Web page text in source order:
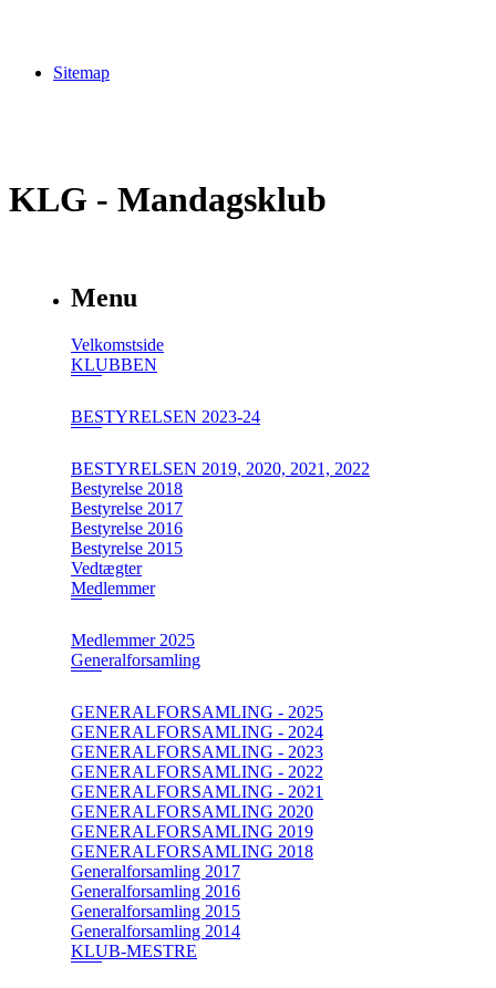
Sitemap
KLG - Mandagsklub
Menu
Velkomstside
KLUBBEN
BESTYRELSEN 2023-24
BESTYRELSEN 2019, 2020, 2021, 2022
Bestyrelse 2018
Bestyrelse 2017
Bestyrelse 2016
Bestyrelse 2015
Vedtægter
Medlemmer
Medlemmer 2025
Generalforsamling
GENERALFORSAMLING - 2025
GENERALFORSAMLING - 2024
GENERALFORSAMLING - 2023
GENERALFORSAMLING - 2022
GENERALFORSAMLING - 2021
GENERALFORSAMLING 2020
GENERALFORSAMLING 2019
GENERALFORSAMLING 2018
Generalforsamling 2017
Generalforsamling 2016
Generalforsamling 2015
Generalforsamling 2014
KLUB-MESTRE